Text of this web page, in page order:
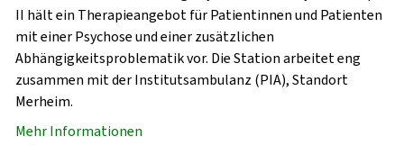
II hält ein Therapieangebot für Patientinnen und Patienten
mit einer Psychose und einer zusätzlichen
Abhängigkeitsproblematik vor. Die Station arbeitet eng
zusammen mit der Institutsambulanz (PIA), Standort
Merheim.
Mehr Informationen